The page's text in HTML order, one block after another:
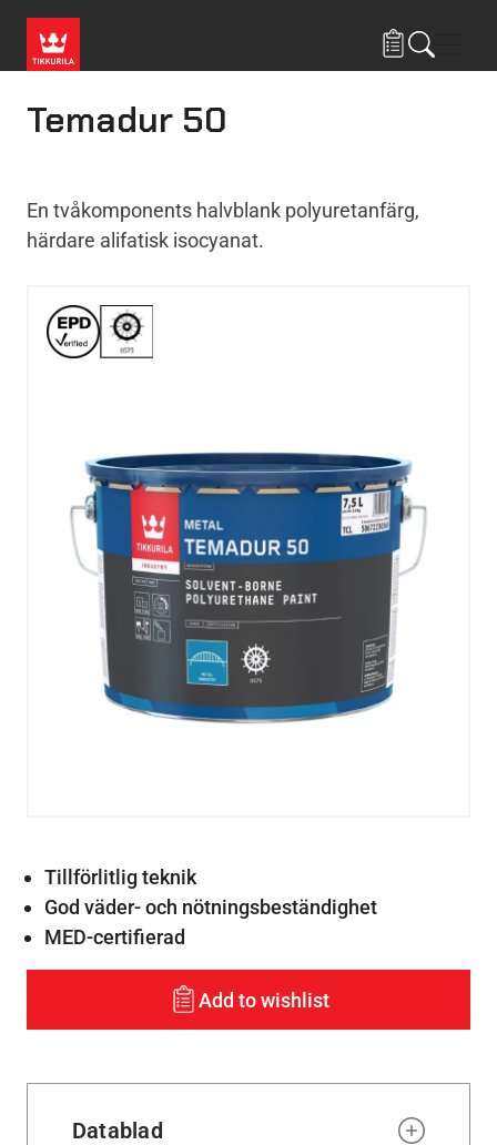
Temadur 50
En tvåkomponents halvblank polyuretanfärg,
härdare alifatisk isocyanat.
Tillförlitlig teknik
God väder- och nötningsbeständighet
MED-certifierad
Add to wishlist
Datablad